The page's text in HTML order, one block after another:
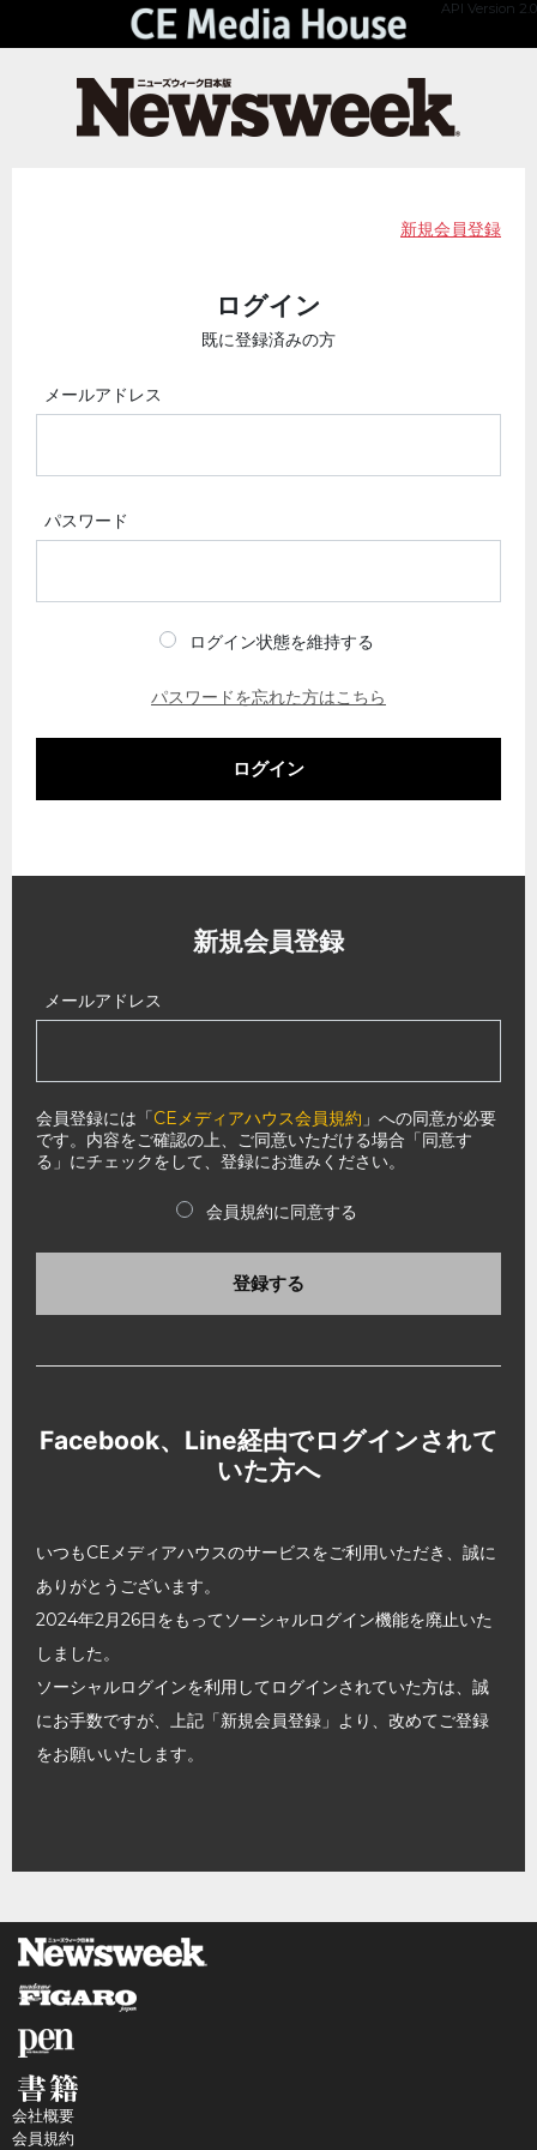
API Version 2.0
新規会員登録
ログイン
既に登録済みの方
メールアドレス
パスワード
ログイン状態を維持する
パスワードを忘れた方はこちら
ログイン
新規会員登録
メールアドレス
会員登録には「CEメディアハウス会員規約 」への同意が必要
です。内容をご確認の上、ご同意いただける場合「同意す
る」にチェックをして、登録にお進みください。
会員規約に同意する
登録する
Facebook、Line経由でログインされて
いた方へ
いつもCEメディアハウスのサービスをご利用いただき、誠に
ありがとうございます。
2024年2月26日をもってソーシャルログイン機能を廃止いた
しました。
ソーシャルログインを利用してログインされていた方は、誠
にお手数ですが、上記「新規会員登録」より、改めてご登録
をお願いいたします。
会社概要
会員規約